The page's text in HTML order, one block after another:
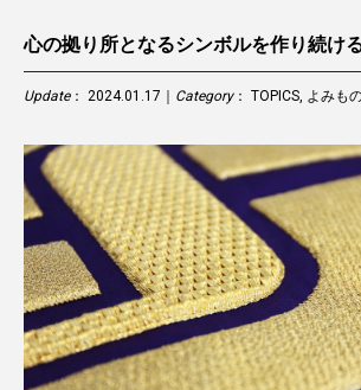
心の拠り所となるシンボルを作り続け
Update： 2024.01.17｜ Category： TOPICS, よみも